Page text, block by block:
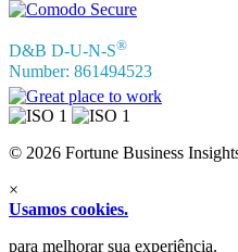
D&B D-U-N-S®
Number: 861494523
© 2026 Fortune Business
×
Usamos cookies.
para melhorar sua experiência.